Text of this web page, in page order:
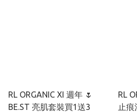
RL ORGANIC XI 週年 🌷
BE.ST 亮肌套裝買1送3
RL
止痕